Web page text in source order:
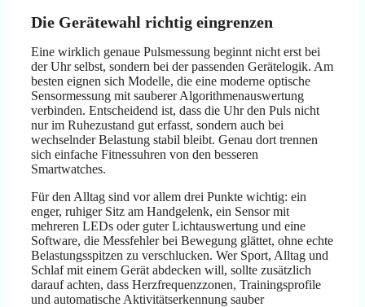
Die Gerätewahl richtig eingrenzen
Eine wirklich genaue Pulsmessung beginnt nicht erst bei
der Uhr selbst, sondern bei der passenden Gerätelogik. Am
besten eignen sich Modelle, die eine moderne optische
Sensormessung mit sauberer Algorithmenauswertung
verbinden. Entscheidend ist, dass die Uhr den Puls nicht
nur im Ruhezustand gut erfasst, sondern auch bei
wechselnder Belastung stabil bleibt. Genau dort trennen
sich einfache Fitnessuhren von den besseren
Smartwatches.
Für den Alltag sind vor allem drei Punkte wichtig: ein
enger, ruhiger Sitz am Handgelenk, ein Sensor mit
mehreren LEDs oder guter Lichtauswertung und eine
Software, die Messfehler bei Bewegung glättet, ohne echte
Belastungsspitzen zu verschlucken. Wer Sport, Alltag und
Schlaf mit einem Gerät abdecken will, sollte zusätzlich
darauf achten, dass Herzfrequenzzonen, Trainingsprofile
und automatische Aktivitätserkennung sauber